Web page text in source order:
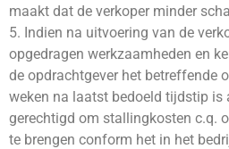
maakt dat de verkoper minder
5. Indien na uitvoering van de
opgedragen werkzaamheden en
de opdrachtgever het betreffende
weken na laatst bedoeld tijdstip is
gerechtigd om stallingkosten c.q.
te brengen conform het in het